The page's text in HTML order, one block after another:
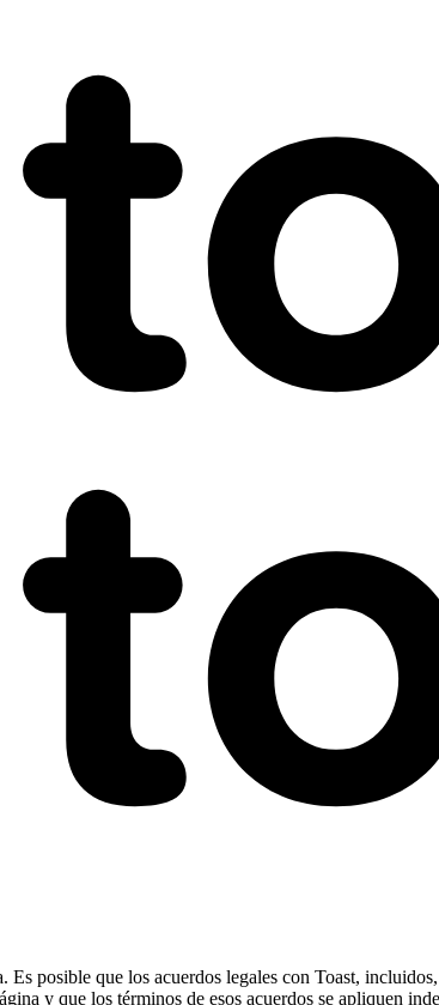
Es posible que los acuerdos legales con Toast,
y que los términos de esos acuerdos se apliquen